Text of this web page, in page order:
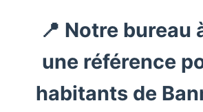
📍 Notre bureau
une référence
habitants de